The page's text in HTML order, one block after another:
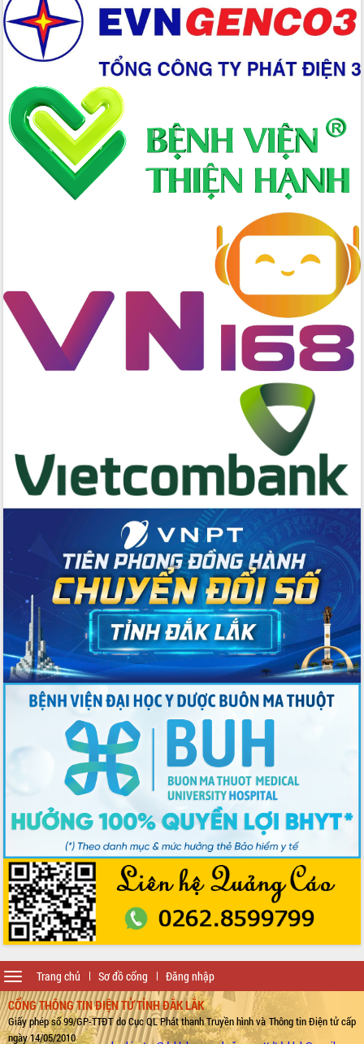
Trang chủ Sơ đồ cổng Đăng nhập
Toggle
navigation
CỔNG THÔNG TIN ĐIỆN TỬ TỈNH ĐẮK LẮK
Giấy phép số 99/GP-TTĐT do Cục QL Phát thanh Truyền hình và Thông tin Điện tử cấp
ngày 14/05/2010